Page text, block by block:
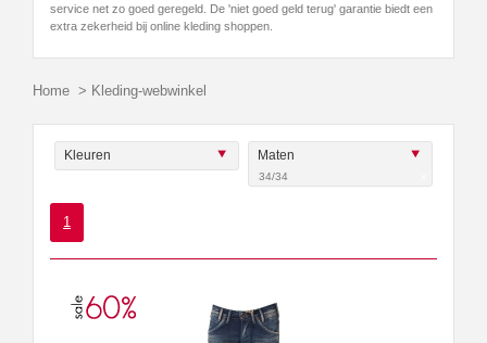
service net zo goed geregeld. De 'niet goed geld terug' garantie biedt een
extra zekerheid bij online kleding shoppen.
Home > Kleding-webwinkel
Kleuren Maten
34/34
1